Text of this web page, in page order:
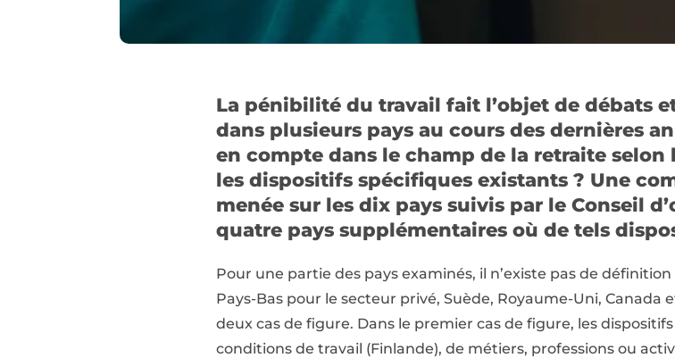
La pénibilité du travail fait l’objet de débats
dans plusieurs pays au cours des dernières
en compte dans le champ de la retraite selon
les dispositifs spécifiques existants ? Une
menée sur les dix pays suivis par le Conseil
quatre pays supplémentaires où de tels
Pour une partie des pays examinés, il n’existe pas de
Pays-Bas pour le secteur privé, Suède, Royaume-Uni, Canada
deux cas de figure. Dans le premier cas de figure, les
conditions de travail (Finlande), de métiers, professions ou